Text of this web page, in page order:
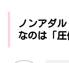
ノンアダ
なのは「圧